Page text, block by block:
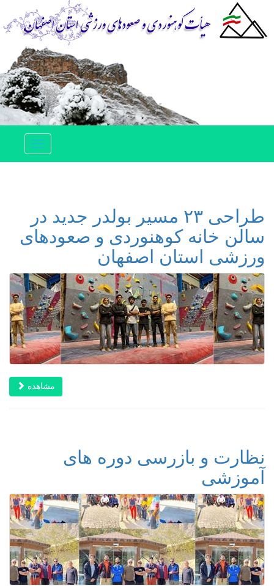
Toggle
طراحی ۲۳ مسیر بولدر جدید در
سالن خانه کوهنوردی و صعودهای
ورزشی استان اصفهان
مشاهده
نظارت و بازرسی دوره های
آموزشی